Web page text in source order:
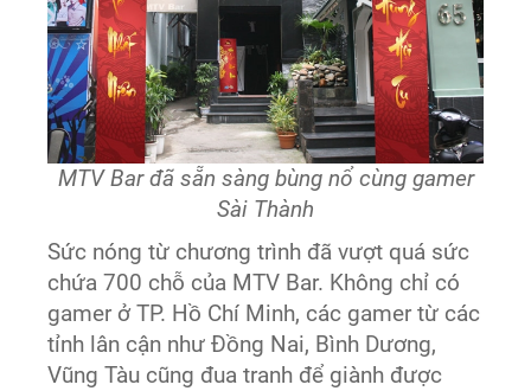
MTV Bar đã sẵn sàng bùng nổ cùng gamer
Sài Thành
Sức nóng từ chương trình đã vượt quá sức
chứa 700 chỗ của MTV Bar. Không chỉ có
gamer ở TP. Hồ Chí Minh, các gamer từ các
tỉnh lân cận như Đồng Nai, Bình Dương,
Vũng Tàu cũng đua tranh để giành được